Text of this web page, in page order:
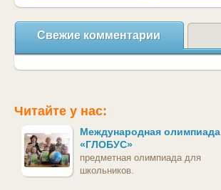
Свежие комментарии
Читайте у нас:
Международная олимпиада
«ГЛОБУС»
предметная олимпиада для
школьников.